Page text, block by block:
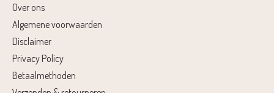
Over ons
Algemene voorwaarden
Disclaimer
Privacy Policy
Betaalmethoden